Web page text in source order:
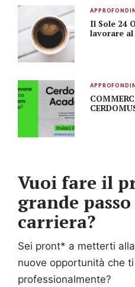
Il Sole 24
lavorare al
Vuoi fare il
grande
carriera?
Sei pront* a metterti
nuove opportunità che
professionalmente?